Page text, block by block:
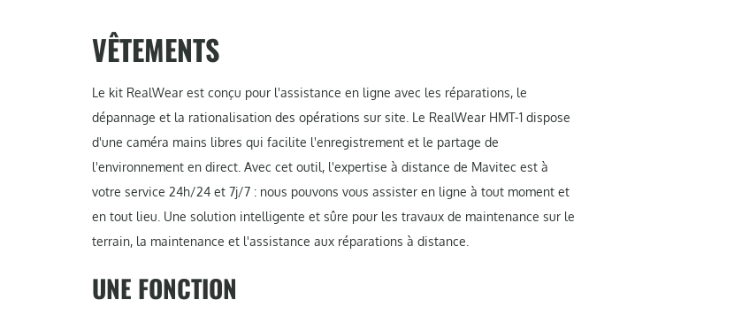
VÊTEMENTS
Le kit RealWear est conçu pour l'assistance en ligne avec les réparations, le
dépannage et la rationalisation des opérations sur site. Le RealWear HMT-1 dispose
d'une caméra mains libres qui facilite l'enregistrement et le partage de
l'environnement en direct. Avec cet outil, l'expertise à distance de Mavitec est à
votre service 24h/24 et 7j/7 : nous pouvons vous assister en ligne à tout moment et
en tout lieu. Une solution intelligente et sûre pour les travaux de maintenance sur le
terrain, la maintenance et l'assistance aux réparations à distance.
UNE FONCTION